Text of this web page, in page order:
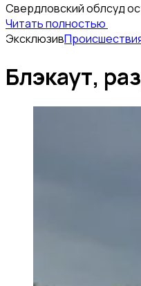
Свердловский облсуд
Читать полностью
Эксклюзив
Блэкаут,